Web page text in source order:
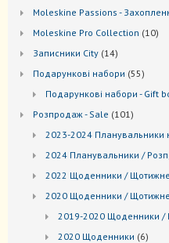
Moleskine Passions -
Мoleskine Pro Collection 1010
Записники City 1414
Подарункові набори 5555
Подарункові набори - Gift
Розпродаж - Sale 101 101
2023-2024 Планувальники
2024 Планувальники /
2022 Щоденники /
2020 Щоденники /
2019-2020 Щоденники /
2020 Щоденники 66